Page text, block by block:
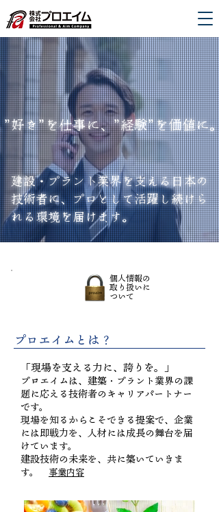
”好き”を仕事に、”経験”を価値に。
建設・プラント業界を支える日本の
技術者に、プロとして活躍し続けら
れる環境を届けます。
​個人情報の
取り扱いに
ついて
​プロエイムとは？
「現場を支える力に、誇りを。」
プロエイムは、建築・プラント業界の課
題に応える技術者のキャリアパートナー
です。
現場を知るからこそできる提案で、企業
には即戦力を、人材には成長の舞台を届
けています。
建設技術の未来を、共に築いていきま
す。 事業内容